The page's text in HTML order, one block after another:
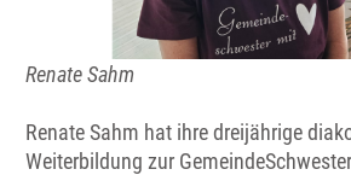
Renate Sahm
Renate Sahm hat ihre dreijährige
Weiterbildung zur